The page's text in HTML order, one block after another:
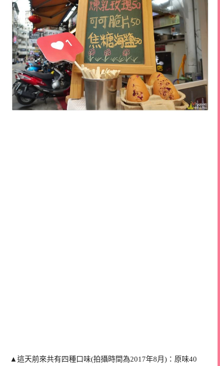
▲這天前來共有四種口味(拍攝時間為2017年8月)：原味40